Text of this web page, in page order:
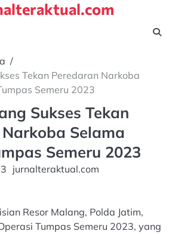
Tekan Peredaran Narkoba
Semeru 2023
Sukses Tekan
Selama
Semeru 2023
jurnalteraktual.com
Resor Malang, Polda Jatim,
Tumpas Semeru 2023, yang